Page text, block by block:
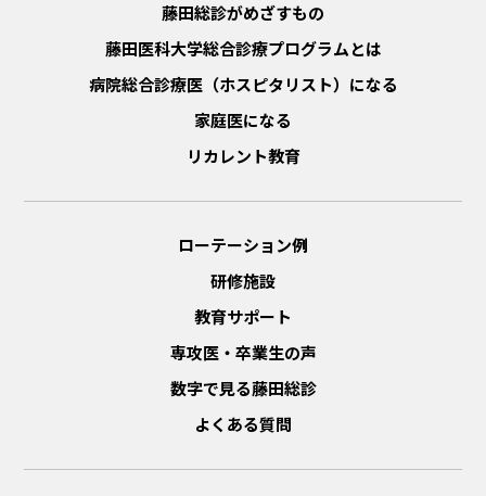
藤田総診がめざすもの
藤田医科大学総合診療プログラムとは
病院総合診療医（ホスピタリスト）になる
家庭医になる
リカレント教育
ローテーション例
研修施設
教育サポート
専攻医・卒業生の声
数字で見る藤田総診
よくある質問